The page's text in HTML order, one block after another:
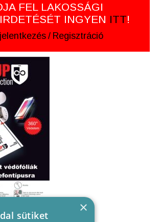
FEL LAKOSSÁGI
INGYEN ITT!
/ Regisztráció
×
sütiket